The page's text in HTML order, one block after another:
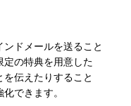
ドメールを送ること
定の特典を用意した
を伝えたりすること
できます。